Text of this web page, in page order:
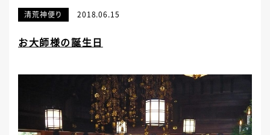
清荒神便り 2018.06.15
お大師様の誕生日